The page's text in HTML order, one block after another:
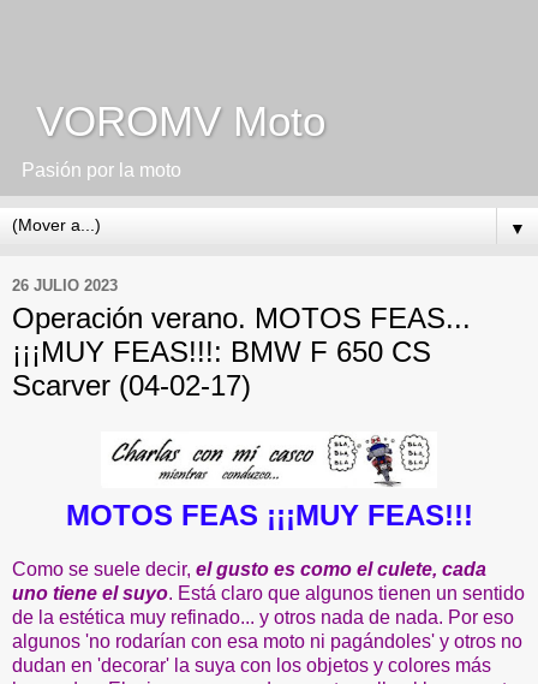
VOROMV Moto
Pasión por la moto
▼
26 JULIO 2023
Operación verano. MOTOS FEAS...
¡¡¡MUY FEAS!!!: BMW F 650 CS
Scarver (04-02-17)
MOTOS FEAS ¡¡¡MUY FEAS!!!
Como se suele decir, el gusto es como el culete, cada
uno tiene el suyo. Está claro que algunos tienen un sentido
de la estética muy refinado... y otros nada de nada. Por eso
algunos 'no rodarían con esa moto ni pagándoles' y otros no
dudan en 'decorar' la suya con los objetos y colores más